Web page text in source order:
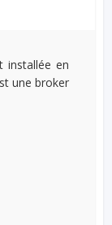
installée en
une broker